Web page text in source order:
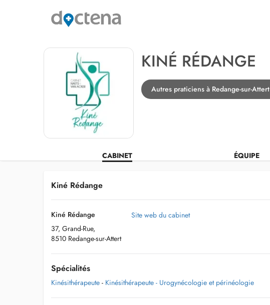
KINÉ RÉDANGE
Autres praticiens à Redange-sur-Attert
CABINET ÉQUIPE
Kiné Rédange
Kiné Rédange
37, Grand-Rue,
8510 Redange-sur-Attert
Site web du cabinet
Spécialités
Kinésithérapeute - Kinésithérapeute - Urogynécologie et périnéologie